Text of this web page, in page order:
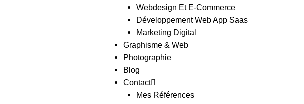
Webdesign Et E-Commerce
Développement Web App Saas
Marketing Digital
Graphisme & Web
Photographie
Blog
Contact
Mes Références